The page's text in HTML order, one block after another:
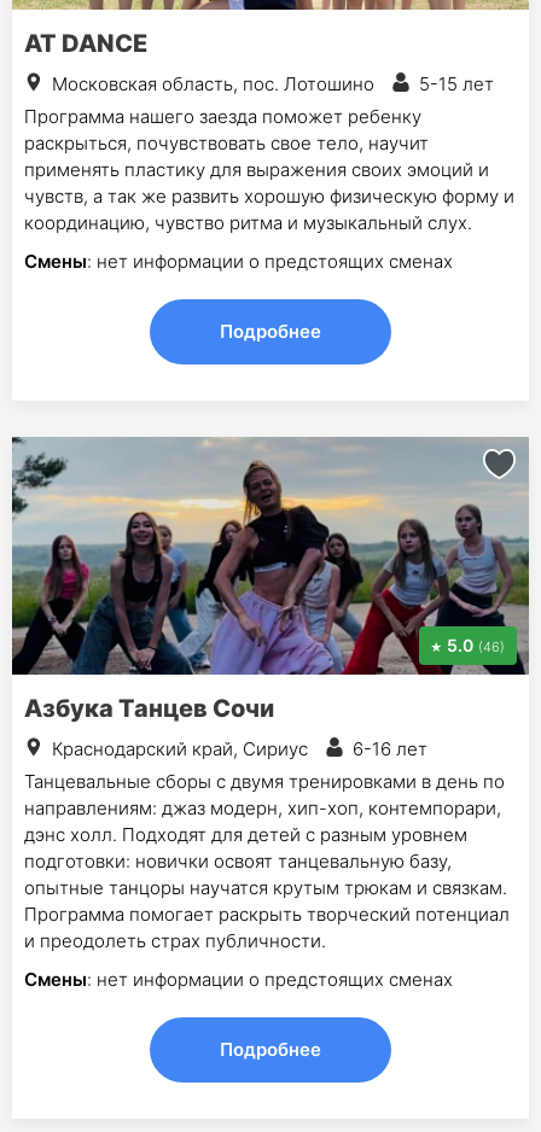
AT DANCE
Московская область, пос. Лотошино
5-15 лет
Программа нашего заезда поможет ребенку
раскрыться, почувствовать свое тело, научит
применять пластику для выражения своих эмоций и
чувств, а так же развить хорошую физическую форму и
координацию, чувство ритма и музыкальный слух.
Смены: нет информации о предстоящих сменах
Подробнее
5.0 (46)
Азбука Танцев Сочи
Краснодарский край, Сириус
6-16 лет
Танцевальные сборы с двумя тренировками в день по
направлениям: джаз модерн, хип-хоп, контемпорари,
дэнс холл. Подходят для детей с разным уровнем
подготовки: новички освоят танцевальную базу,
опытные танцоры научатся крутым трюкам и связкам.
Программа помогает раскрыть творческий потенциал
и преодолеть страх публичности.
Смены: нет информации о предстоящих сменах
Подробнее